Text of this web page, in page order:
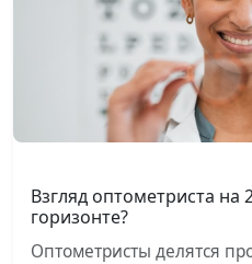
Взгляд оптометриста на
горизонте?
Оптометристы делятся